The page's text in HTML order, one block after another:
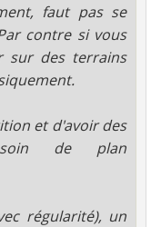
faut pas se
contre si vous
sur des terrains
et d'avoir des
de plan
régularité), un